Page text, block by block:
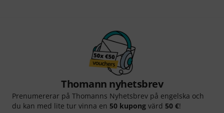
Thomann nyhetsbrev
Prenumererar på Thomanns Nyhetsbrev på engelska och
du kan med lite tur vinna en 50 kupong värd 50 €!